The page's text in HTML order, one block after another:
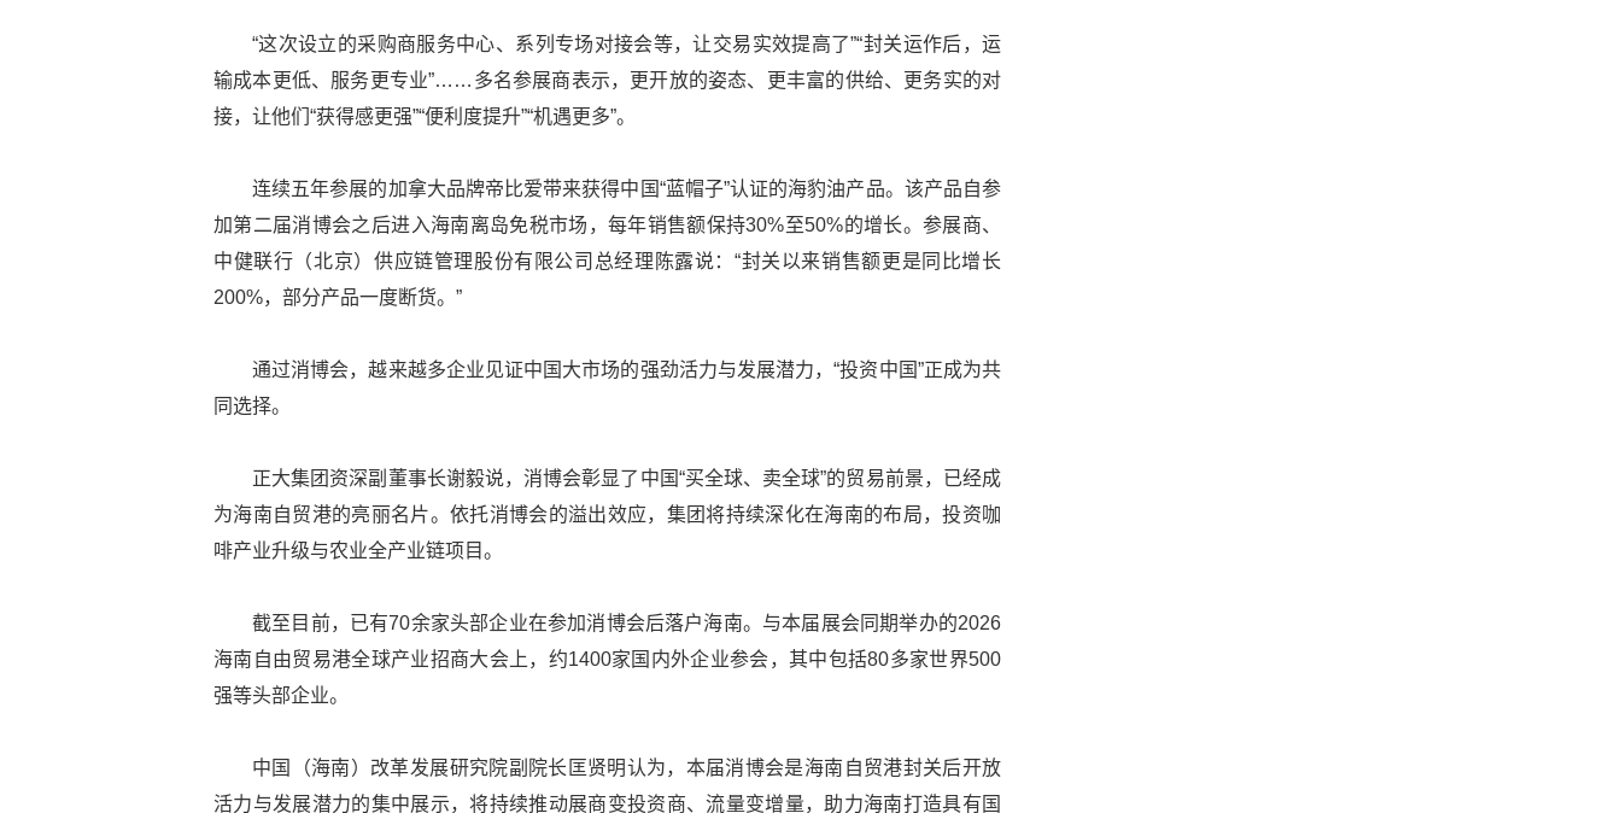
“这次设立的采购商服务中心、系列专场对接会等，让交易实效提高了”“封关运作后，运
输成本更低、服务更专业”……多名参展商表示，更开放的姿态、更丰富的供给、更务实的对
接，让他们“获得感更强”“便利度提升”“机遇更多”。
连续五年参展的加拿大品牌帝比爱带来获得中国“蓝帽子”认证的海豹油产品。该产品自参
加第二届消博会之后进入海南离岛免税市场，每年销售额保持30%至50%的增长。参展商、
中健联行（北京）供应链管理股份有限公司总经理陈露说：“封关以来销售额更是同比增长
200%，部分产品一度断货。”
通过消博会，越来越多企业见证中国大市场的强劲活力与发展潜力，“投资中国”正成为共
同选择。
正大集团资深副董事长谢毅说，消博会彰显了中国“买全球、卖全球”的贸易前景，已经成
为海南自贸港的亮丽名片。依托消博会的溢出效应，集团将持续深化在海南的布局，投资咖
啡产业升级与农业全产业链项目。
截至目前，已有70余家头部企业在参加消博会后落户海南。与本届展会同期举办的2026
海南自由贸易港全球产业招商大会上，约1400家国内外企业参会，其中包括80多家世界500
强等头部企业。
中国（海南）改革发展研究院副院长匡贤明认为，本届消博会是海南自贸港封关后开放
活力与发展潜力的集中展示，将持续推动展商变投资商、流量变增量，助力海南打造具有国